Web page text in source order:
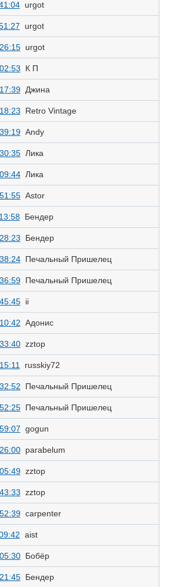
urgot
urgot
urgot
К П
Джина
Retro Vintage
Andy
Лика
Лика
Astor
Бендер
Бендер
Печальный Пришелец
Печальный Пришелец
ii
Адонис
zztop
russkiy72
Печальный Пришелец
Печальный Пришелец
gogun
parabelum
zztop
zztop
carpenter
aist
Бобёр
Бендер